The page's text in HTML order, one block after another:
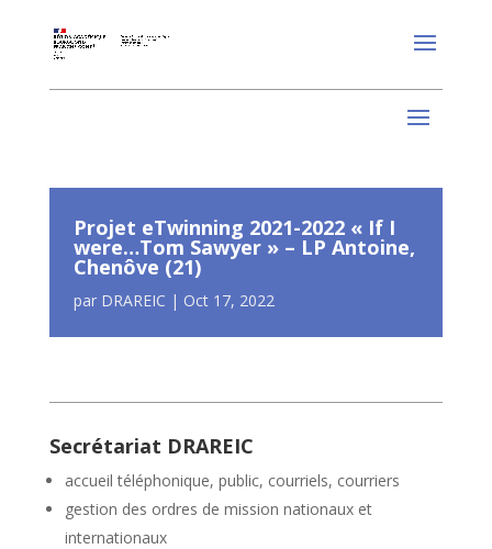
Projet eTwinning 2021-2022 « If I
were…Tom Sawyer » – LP Antoine,
Chenôve (21)
par DRAREIC | Oct 17, 2022
Secrétariat DRAREIC
accueil téléphonique, public, courriels, courriers
gestion des ordres de mission nationaux et
internationaux